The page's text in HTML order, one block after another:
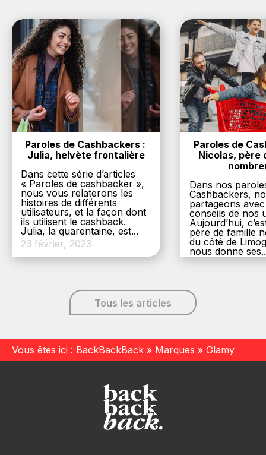
Paroles de Cashbackers :
Julia, helvète frontalière
Dans cette série d’articles
« Paroles de cashbacker »,
nous vous relaterons les
histoires de différents
utilisateurs, et la façon dont
ils utilisent le cashback.
Julia, la quarentaine, est...
23 février, 2023
Paroles de
Nicolas, père
Dans nos
Cashbackers,
partageons
conseils de nos
Aujourd’hui,
père de famille
du côté de
nous donne
Tous les articles
Vous êtes ici : BackBackBack » Marques » Glamy